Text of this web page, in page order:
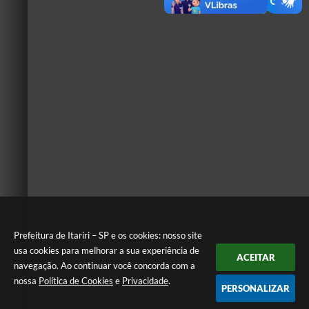
Prefeitura de Itariri – SP e os cookies: nosso site
usa cookies para melhorar a sua experiência de
navegação. Ao continuar você concorda com a
nossa Política de Cookies e Privacidade.
ACEITAR
PERSONALIZAR